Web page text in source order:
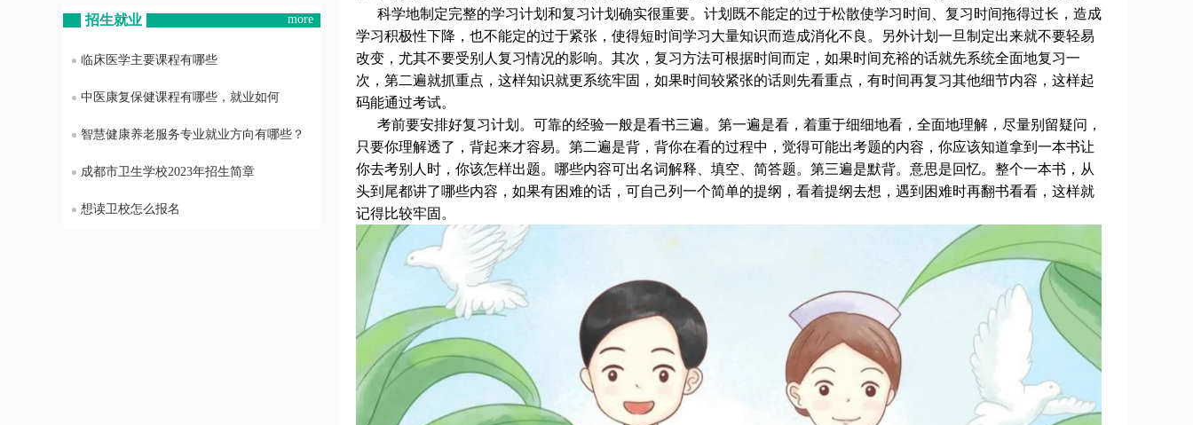
招生就业 more
临床医学主要课程有哪些
中医康复保健课程有哪些，就业如何
智慧健康养老服务专业就业方向有哪些？
成都市卫生学校2023年招生简章
想读卫校怎么报名
科学地制定完整的学习计划和复习计划确实很重要。计划既不能定的过于松散使学习时间、复习时间拖得过长，造成
学习积极性下降，也不能定的过于紧张，使得短时间学习大量知识而造成消化不良。另外计划一旦制定出来就不要轻易
改变，尤其不要受别人复习情况的影响。其次，复习方法可根据时间而定，如果时间充裕的话就先系统全面地复习一
次，第二遍就抓重点，这样知识就更系统牢固，如果时间较紧张的话则先看重点，有时间再复习其他细节内容，这样起
码能通过考试。
考前要安排好复习计划。可靠的经验一般是看书三遍。第一遍是看，着重于细细地看，全面地理解，尽量别留疑问，
只要你理解透了，背起来才容易。第二遍是背，背你在看的过程中，觉得可能出考题的内容，你应该知道拿到一本书让
你去考别人时，你该怎样出题。哪些内容可出名词解释、填空、简答题。第三遍是默背。意思是回忆。整个一本书，从
头到尾都讲了哪些内容，如果有困难的话，可自己列一个简单的提纲，看着提纲去想，遇到困难时再翻书看看，这样就
记得比较牢固。